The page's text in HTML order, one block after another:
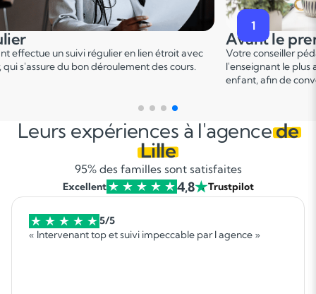
cours
pédagogique vous met en relation avec
adapté en fonction du profil de votre
2
Pendant le
Ce 1er cours permet
points forts et de
sur le programme.
Leurs expériences à l'agencede
Lille
95% des familles sont satisfaites
Excellent 4,8 Trustpilot
5/5
« Intervenant top et suivi impeccable par l agence »